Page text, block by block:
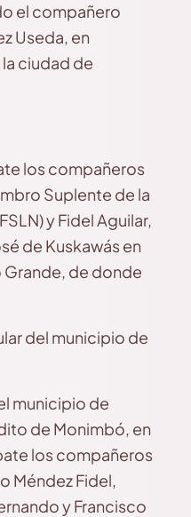
el compañero
Useda, en
ciudad de
los compañeros
Suplente de la
y Fidel Aguilar,
de Kuskawás en
Grande, de donde
del municipio de
municipio de
de Monimbó, en
los compañeros
Méndez Fidel,
y Francisco